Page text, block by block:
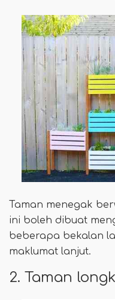
Taman menegak
ini boleh dibuat
beberapa bekalan
maklumat lanjut.
2. Taman